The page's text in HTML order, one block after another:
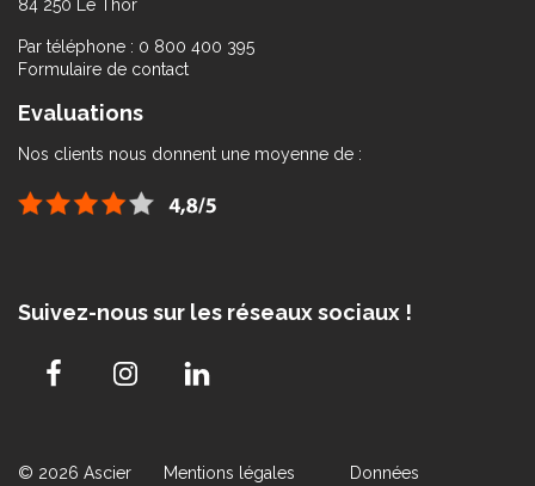
84 250 Le Thor
Par téléphone : 0 800 400 395
Formulaire de contact
Evaluations
Nos clients nous donnent une moyenne de :
Suivez-nous sur les réseaux sociaux !
© 2026 Ascier Mentions légales
Données